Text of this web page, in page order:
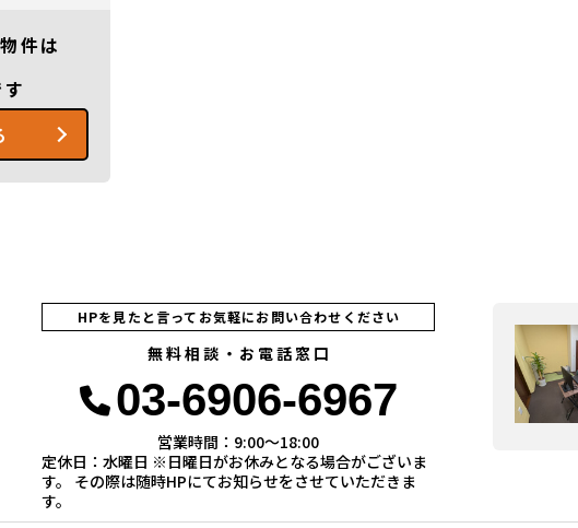
件は
HPを見たと言ってお気軽にお問い合わせください
無料相談・お電話窓口
03-6906-6967
営業時間：9:00〜18:00
定休日：水曜日 ※日曜日がお休みとなる場合がございま
す。 その際は随時HPにてお知らせをさせていただきま
す。